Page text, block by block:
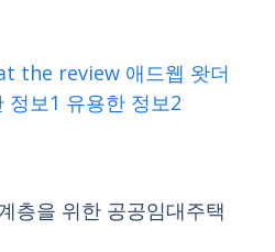
the review 애드웹 왓더
정보1 유용한 정보2
층을 위한 공공임대주택